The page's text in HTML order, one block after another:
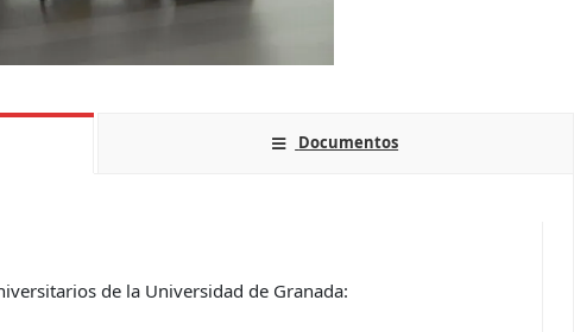
Documentos
de la Universidad de Granada: